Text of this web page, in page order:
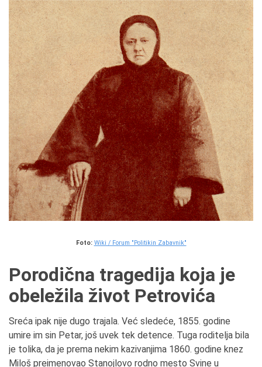
Foto: Wiki / Forum "Politikin Zabavnik"
Porodična tragedija koja je
obeležila život Petrovića
Sreća ipak nije dugo trajala. Već sledeće, 1855. godine
umire im sin Petar, još uvek tek detence. Tuga roditelja bila
je tolika, da je prema nekim kazivanjima 1860. godine knez
Miloš preimenovao Stanojlovo rodno mesto Svine u